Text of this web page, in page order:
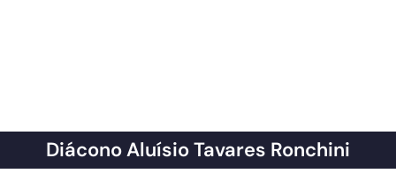
Diácono Aluísio Tavares Ronchini